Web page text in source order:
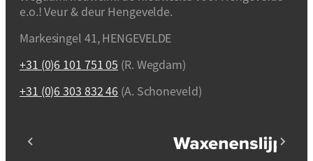
e.o.! Veur & deur Hengevelde.
Markesingel 41, HENGEVELDE
+31 (0)6 101 751 05 (R. Wegdam)
+31 (0)6 303 832 46 (A. Schoneveld)